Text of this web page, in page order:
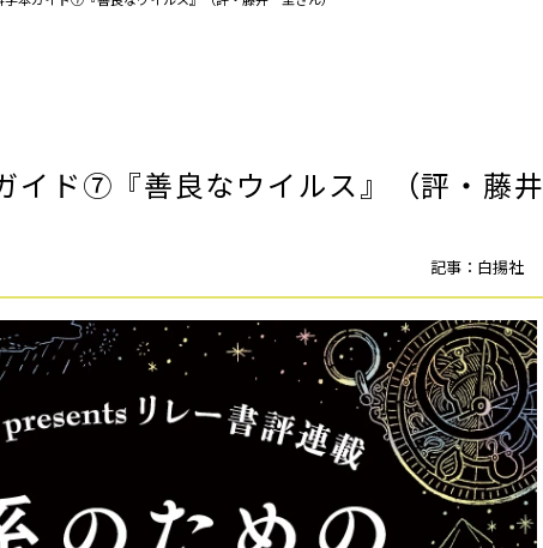
イド⑦『善良なウイルス』（評・藤井
記事：白揚社